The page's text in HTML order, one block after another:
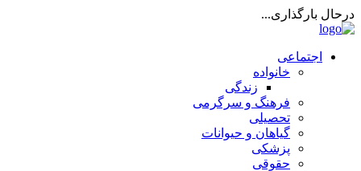
درحال بارگذاری...
اجتماعی
خانواده
زندگی
فرهنگ و سرگرمی
تحصیلی
گیاهان و حیوانات
پزشکی
حقوقی